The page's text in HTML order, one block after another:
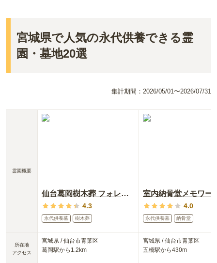
宮城県で人気の永代供養できる霊
園・墓地20選
集計期間： 2026/05/01〜2026/07/31
霊園概要
所在地
アクセス
仙台葛岡樹木葬 フォレストガーデン
4.3
永代供養墓 樹木葬
宮城県 /仙台市青葉区
葛岡駅から 1.2km
4.0
永代供養墓 納骨堂
宮城県 /仙台市青葉区
五橋駅から430m